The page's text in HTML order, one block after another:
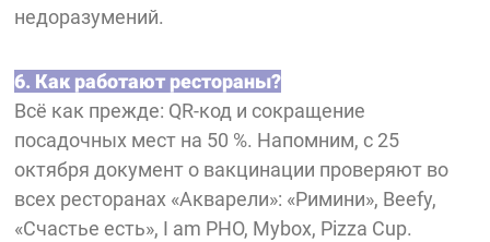
недоразумений.
6. Как работают рестораны?
Всё как прежде: QR-код и сокращение
посадочных мест на 50 %. Напомним, с 25
октября документ о вакцинации проверяют во
всех ресторанах «Акварели»: «Римини», Beefy,
«Счастье есть», I am PHO, Mybox, Pizza Cup.